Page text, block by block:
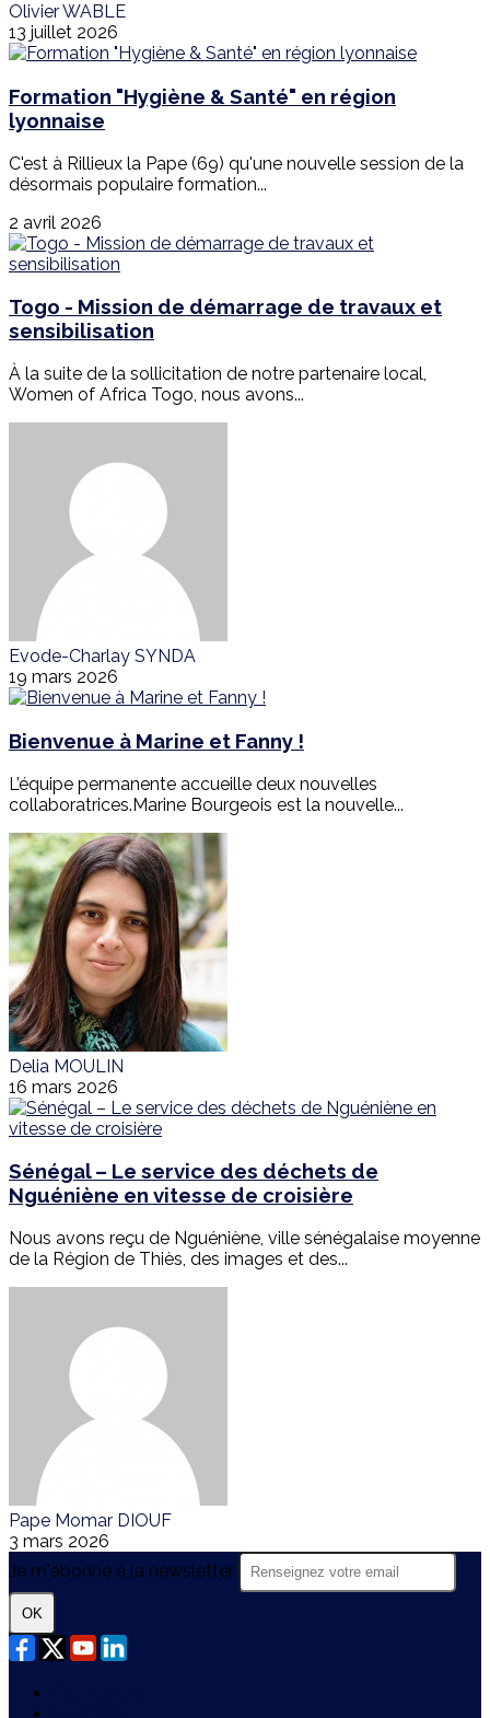
Olivier WABLE
13 juillet 2026
Formation "Hygiène & Santé" en région
lyonnaise
C'est à Rillieux la Pape (69) qu'une nouvelle session de la
désormais populaire formation...
2 avril 2026
Togo - Mission de démarrage de travaux et
sensibilisation
À la suite de la sollicitation de notre partenaire local,
Women of Africa Togo, nous avons...
Evode-Charlay SYNDA
19 mars 2026
Bienvenue à Marine et Fanny !
L’équipe permanente accueille deux nouvelles
collaboratrices.Marine Bourgeois est la nouvelle...
Delia MOULIN
16 mars 2026
Sénégal – Le service des déchets de
Nguéniène en vitesse de croisière
Nous avons reçu de Nguéniène, ville sénégalaise moyenne
de la Région de Thiès, des images et des...
Pape Momar DIOUF
3 mars 2026
Je m'abonne à la newsletter
OK